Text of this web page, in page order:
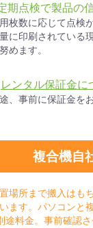
期点検で製品の
枚数に応じて点検
に印刷されている
めます。
レンタル保証金に
、事前に保証金を
複合機自
場所まで搬入はも
ます。パソコンと
途料金。事前確認